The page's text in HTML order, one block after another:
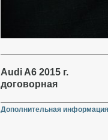
Audi A6 2015 г.
договорная
Дополнительная